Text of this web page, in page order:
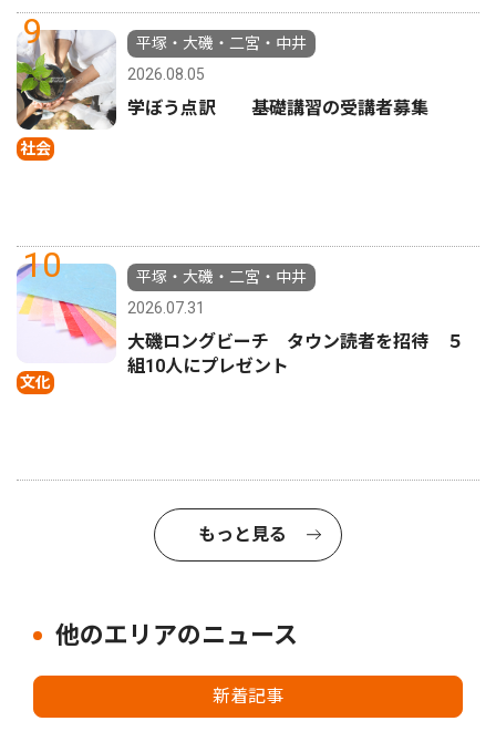
9
社会
平塚・大磯・二宮・中井
2026.08.05
学ぼう点訳 基礎講習の受講者募集
10
文化
平塚・大磯・二宮・中井
2026.07.31
大磯ロングビーチ タウン読者を招待 ５
組10人にプレゼント
もっと見る
他のエリアのニュース
新着記事